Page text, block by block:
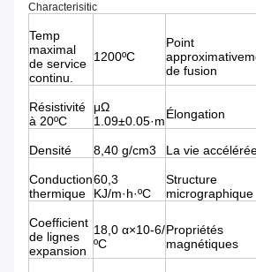
Characterisitic
Temp
maximal
de service
continu.
1200ºC
Point
de fusion
Résistivité
à 20ºC
μΩ
1.09±0.05·mÉlongation
Densité 8,40 g/cm3 La vie
Conduction
thermique
60,3
KJ/m·h·ºC
Structure
micrographique
Coefficient
de lignes
expansion
18,0 α×10-6/
ºC
Propriétés
magnétiques